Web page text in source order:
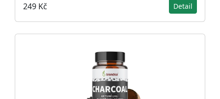
249 Kč Detail